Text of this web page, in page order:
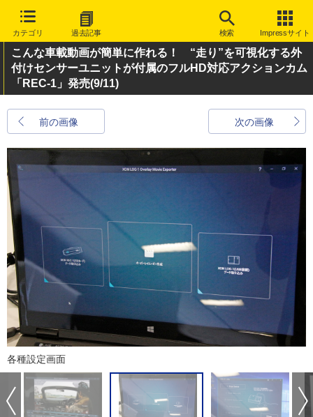
カテゴリ 過去記事 検索 Impressサイト
こんな車載動画が簡単に作れる！ “走り”を可視化する外
付けセンサーユニットが付属のフルHD対応アクションカム
「REC-1」発売(9/11)
前の画像 次の画像
各種設定画面